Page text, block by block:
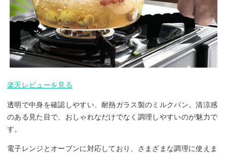
楽天レビューを見る
透明で中身を確認しやすい、耐熱ガラス製のミルクパン。清涼感
のある見た目で、おしゃれなだけでなく調理しやすいのが魅力で
す。
電子レンジとオーブンに対応しており、さまざまな調理に使えま